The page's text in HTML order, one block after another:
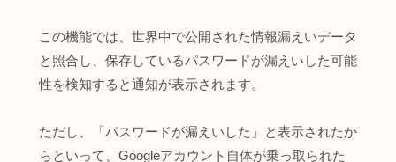
この機能では、世界中で公開された情報漏えいデータ
と照合し、保存しているパスワードが漏えいした可能
性を検知すると通知が表示されます。
ただし、「パスワードが漏えいした」と表示されたか
らといって、Googleアカウント自体が乗っ取られた